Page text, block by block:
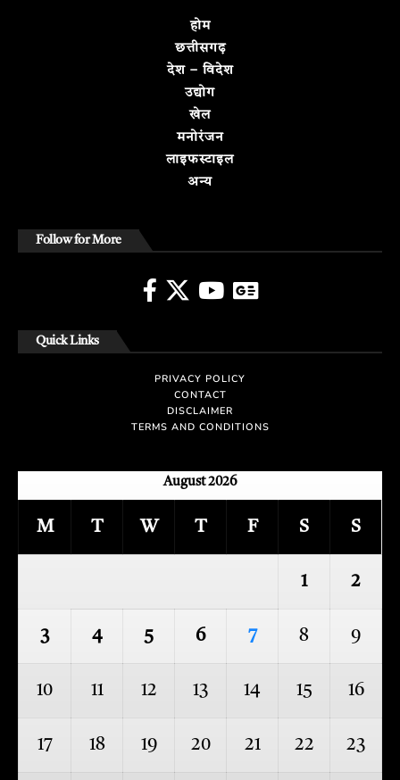
होम
छत्तीसगढ़
देश – विदेश
उद्योग
खेल
मनोरंजन
लाइफस्टाइल
अन्य
Follow for More
Quick Links
PRIVACY POLICY
CONTACT
DISCLAIMER
TERMS AND CONDITIONS
August 2026
M T W T F S S
1 2
3 4 5 6 7 8 9
10 11 12 13 14 15 16
17 18 19 20 21 22 23